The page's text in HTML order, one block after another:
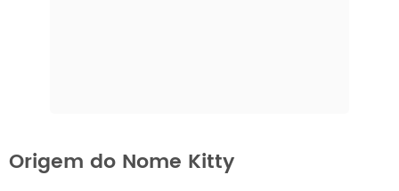
Origem do Nome Kitty